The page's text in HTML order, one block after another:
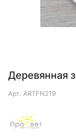
Деревянная
Арт. ARTFN219